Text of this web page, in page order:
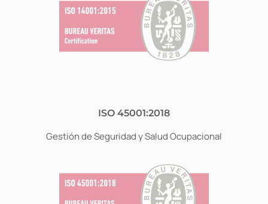
ISO 45001:2018
Gestión de Seguridad y Salud Ocupacional